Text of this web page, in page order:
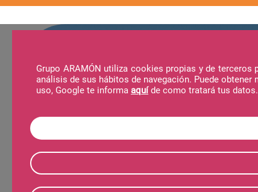
Grupo ARAMÓN utiliza cookies propias y de
análisis de sus hábitos de navegación. Puede
uso, Google te informa aquíde como tratará tus datos.
Destinos Actividades Viajes